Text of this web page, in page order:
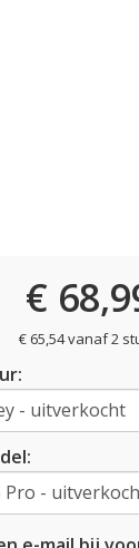
€
€ 65,54 vanaf 2